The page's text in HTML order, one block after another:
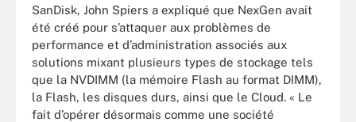
SanDisk, John Spiers a expliqué que NexGen avait
été créé pour s’attaquer aux problèmes de
performance et d’administration associés aux
solutions mixant plusieurs types de stockage tels
que la NVDIMM (la mémoire Flash au format DIMM),
la Flash, les disques durs, ainsi que le Cloud. « Le
fait d’opérer désormais comme une société